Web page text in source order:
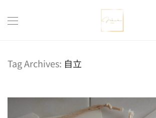
Tag Archives: 自立